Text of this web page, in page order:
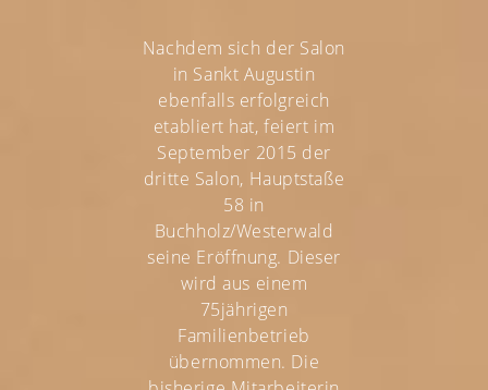
Nachdem sich der Salon
in Sankt Augustin
ebenfalls erfolgreich
etabliert hat, feiert im
September 2015 der
dritte Salon, Hauptstaße
58 in
Buchholz/Westerwald
seine Eröffnung. Dieser
wird aus einem
75jährigen
Familienbetrieb
übernommen. Die